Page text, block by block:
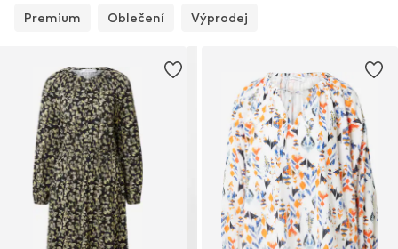
Premium Oblečení Výprodej